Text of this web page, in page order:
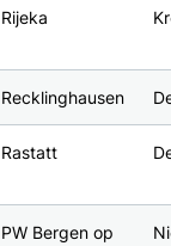
Rijeka
Recklinghausen
Rastatt
PW Bergen op